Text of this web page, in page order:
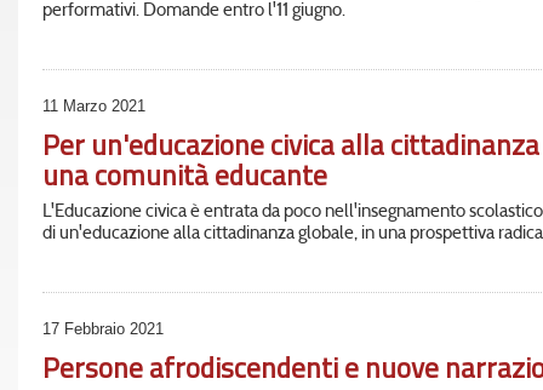
performativi. Domande entro l'11 giugno.
11 Marzo 2021
Per un'educazione civica alla
una comunità educante
L'Educazione civica è entrata da poco nell'insegnamento
di un'educazione alla cittadinanza globale, in una prospettiva
17 Febbraio 2021
Persone afrodiscendenti e nuove